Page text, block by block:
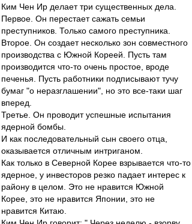
Ким Чен Ир делает три существенных дела.
Первое. Он перестает сажать семьи
преступников. Только самого преступника.
Второе. Он создает несколько зон совместного
производства с Южной Кореей. Пусть там
производится что-то очень простое, вроде
печенья. Пусть работники подписывают тучу
бумаг "о неразглашении", но это все-таки шаг
вперед.
Третье. Он проводит успешные испытания
ядерной бомбы.
И как последовательный сын своего отца,
оказывается отличным интриганом.
Как только в Северной Корее взрывается что-то
ядерное, у инвесторов резко падает интерес к
району в целом. Это не нравится Южной
Корее, это не нравится Японии, это не
нравится Китаю.